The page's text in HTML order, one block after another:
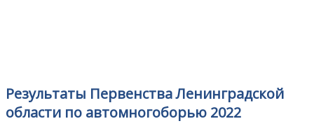
Результаты Первенства Ленинградской
области по автомногоборью 2022